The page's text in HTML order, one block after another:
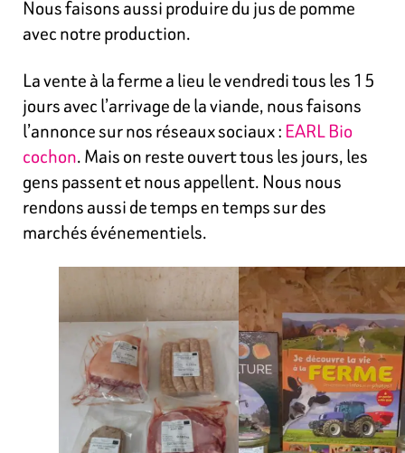
Nous faisons aussi produire du jus de pomme
avec notre production.
La vente à la ferme a lieu le vendredi tous les 15
jours avec l’arrivage de la viande, nous faisons
l’annonce sur nos réseaux sociaux : EARL Bio
cochon. Mais on reste ouvert tous les jours, les
gens passent et nous appellent. Nous nous
rendons aussi de temps en temps sur des
marchés événementiels.